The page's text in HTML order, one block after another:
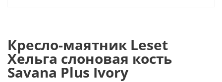
Кресло-маятник Leset
Хельга слоновая кость
Savana Plus Ivory